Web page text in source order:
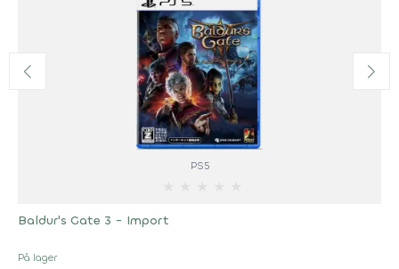
PS5
Baldur's Gate 3 - Import
På lager